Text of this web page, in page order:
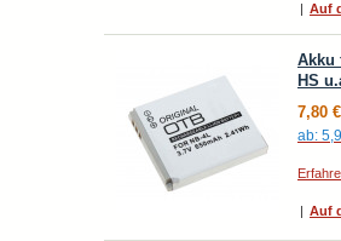
| Auf
Akku
HS
7,80 €
ab:
| Auf